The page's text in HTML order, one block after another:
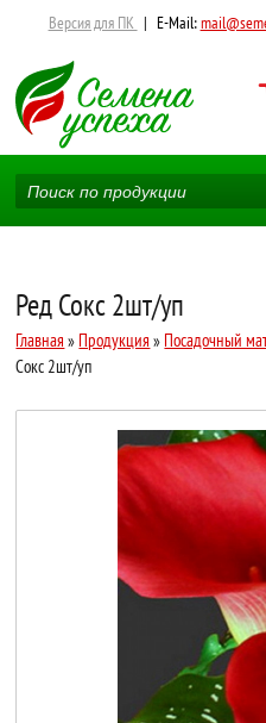
Версия для ПК | E-Mail:
Ред Сокс 2шт/уп
Главная » Продукция » Посадочный
Сокс 2шт/уп